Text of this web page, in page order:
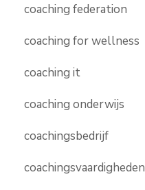
coaching federation
coaching for wellness
coaching it
coaching onderwijs
coachingsbedrijf
coachingsvaardigheden